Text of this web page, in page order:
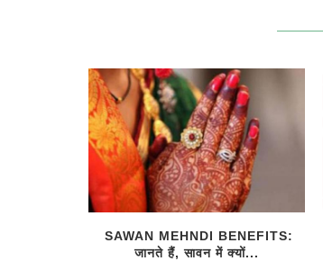
SAWAN MEHNDI BENEFITS:
जानते हैं, सावन में क्यों...